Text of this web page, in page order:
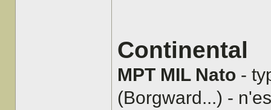
Continental
MPT MIL Nato -
(Borgward...) -